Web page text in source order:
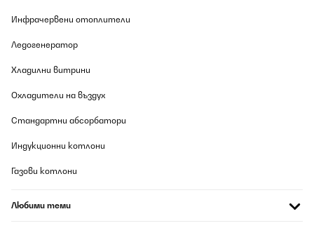
Инфрачервени отоплители
Ледогенератор
Хладилни витрини
Охладители на въздух
Стандартни абсорбатори
Индукционни котлони
Газови котлони
Любими теми